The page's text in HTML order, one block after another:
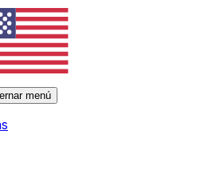
menú